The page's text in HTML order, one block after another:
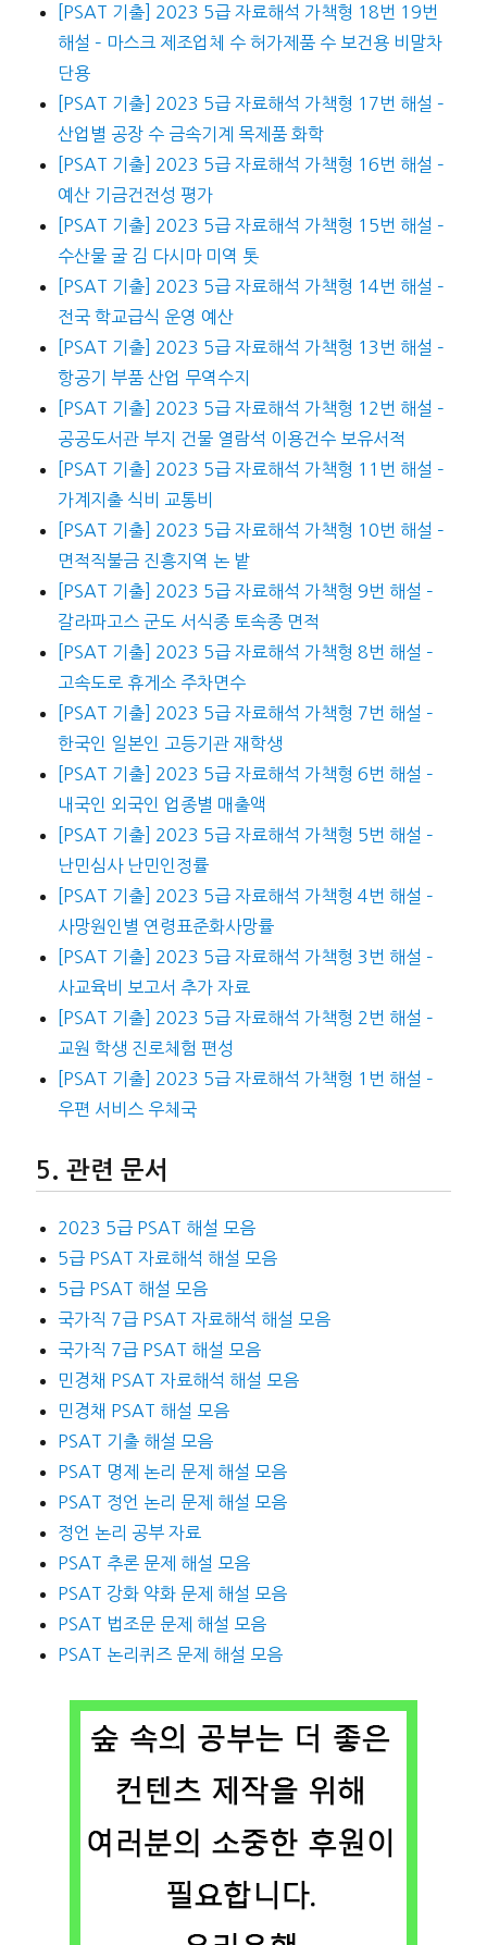
[PSAT 기출] 2023 5급 자료해석 가책형 18번 19번
해설 – 마스크 제조업체 수 허가제품 수 보건용 비말차
단용
[PSAT 기출] 2023 5급 자료해석 가책형 17번 해설 –
산업별 공장 수 금속기계 목제품 화학
[PSAT 기출] 2023 5급 자료해석 가책형 16번 해설 –
예산 기금건전성 평가
[PSAT 기출] 2023 5급 자료해석 가책형 15번 해설 –
수산물 굴 김 다시마 미역 톳
[PSAT 기출] 2023 5급 자료해석 가책형 14번 해설 –
전국 학교급식 운영 예산
[PSAT 기출] 2023 5급 자료해석 가책형 13번 해설 –
항공기 부품 산업 무역수지
[PSAT 기출] 2023 5급 자료해석 가책형 12번 해설 –
공공도서관 부지 건물 열람석 이용건수 보유서적
[PSAT 기출] 2023 5급 자료해석 가책형 11번 해설 –
가계지출 식비 교통비
[PSAT 기출] 2023 5급 자료해석 가책형 10번 해설 –
면적직불금 진흥지역 논 밭
[PSAT 기출] 2023 5급 자료해석 가책형 9번 해설 –
갈라파고스 군도 서식종 토속종 면적
[PSAT 기출] 2023 5급 자료해석 가책형 8번 해설 –
고속도로 휴게소 주차면수
[PSAT 기출] 2023 5급 자료해석 가책형 7번 해설 –
한국인 일본인 고등기관 재학생
[PSAT 기출] 2023 5급 자료해석 가책형 6번 해설 –
내국인 외국인 업종별 매출액
[PSAT 기출] 2023 5급 자료해석 가책형 5번 해설 –
난민심사 난민인정률
[PSAT 기출] 2023 5급 자료해석 가책형 4번 해설 –
사망원인별 연령표준화사망률
[PSAT 기출] 2023 5급 자료해석 가책형 3번 해설 –
사교육비 보고서 추가 자료
[PSAT 기출] 2023 5급 자료해석 가책형 2번 해설 –
교원 학생 진로체험 편성
[PSAT 기출] 2023 5급 자료해석 가책형 1번 해설 –
우편 서비스 우체국
관련 문서
2023 5급 PSAT 해설 모음
5급 PSAT 자료해석 해설 모음
5급 PSAT 해설 모음
국가직 7급 PSAT 자료해석 해설 모음
국가직 7급 PSAT 해설 모음
민경채 PSAT 자료해석 해설 모음
민경채 PSAT 해설 모음
PSAT 기출 해설 모음
PSAT 명제 논리 문제 해설 모음
PSAT 정언 논리 문제 해설 모음
정언 논리 공부 자료
PSAT 추론 문제 해설 모음
PSAT 강화 약화 문제 해설 모음
PSAT 법조문 문제 해설 모음
PSAT 논리퀴즈 문제 해설 모음